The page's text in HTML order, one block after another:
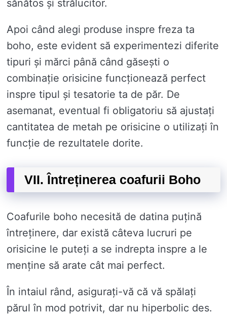
sănătos și strălucitor.
Apoi când alegi produse inspre freza ta
boho, este evident să experimentezi diferite
tipuri și mărci până când găsești o
combinație orisicine funcționează perfect
inspre tipul și tesatorie ta de păr. De
asemanat, eventual fi obligatoriu să ajustați
cantitatea de metah pe orisicine o utilizați în
funcție de rezultatele dorite.
VII. Întreținerea coafurii Boho
Coafurile boho necesită de datina puțină
întreținere, dar există câteva lucruri pe
orisicine le puteți a se indrepta inspre a le
menține să arate cât mai perfect.
În intaiul rând, asigurați-vă că vă spălați
părul în mod potrivit, dar nu hiperbolic des.